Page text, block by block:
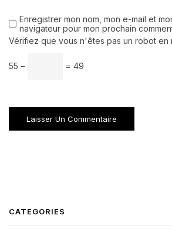
Enregistrer mon nom, mon e-mail et
navigateur pour mon prochain
Vérifiez que vous n'êtes pas un robot en
55 − = 49
CATEGORIES